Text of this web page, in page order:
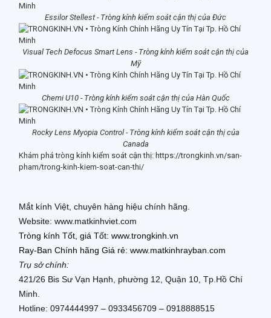
Essilor Stellest - Tròng kính kiểm soát cận thị của Đức
Visual Tech Defocus Smart Lens - Tròng kính kiểm soát cận thị của
Mỹ
Chemi U10 - Tròng kính kiểm soát cận thị của Hàn Quốc
Rocky Lens Myopia Control - Tròng kính kiểm soát cận thị của
Canada
Khám phá tròng kính kiểm soát cận thị: https://trongkinh.vn/san-
pham/trong-kinh-kiem-soat-can-thi/
Mắt kính Việt, chuyên hàng hiệu chính hãng.
Website: www.matkinhviet .com
Tròng kính Tốt, giá Tốt: www.trongkinh.vn
Ray-Ban Chính hãng Giá rẻ: www.matkinhrayban.com
Trụ sở chính:
421/26 Bis Sư Vạn Hạnh, phường 12, Quận 10, Tp.Hồ Chí
Minh.
Hotline: 0974444997 – 0933456709 – 0918888515